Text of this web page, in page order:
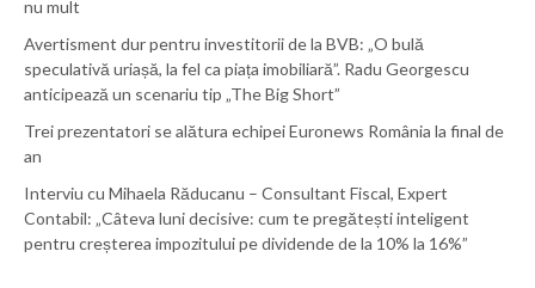
nu mult
Avertisment dur pentru investitorii de la BVB: „O bulă
speculativă uriașă, la fel ca piața imobiliară”. Radu Georgescu
anticipează un scenariu tip „The Big Short”
Trei prezentatori se alătura echipei Euronews România la final de
an
Interviu cu Mihaela Răducanu – Consultant Fiscal, Expert
Contabil: „Câteva luni decisive: cum te pregătești inteligent
pentru creșterea impozitului pe dividende de la 10% la 16%”